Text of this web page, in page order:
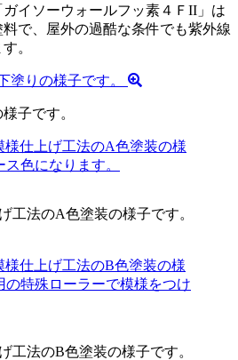
ガイソーウォールフッ素４ＦII」は
で、屋外の過酷な条件でも紫外線
。
子です。
工法のA色塗装の様子です。
工法のB色塗装の様子です。